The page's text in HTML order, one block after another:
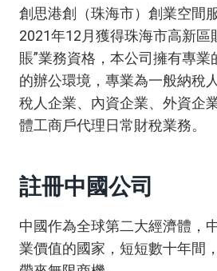
創思港創（珠海市）創業空間
2021年12月獲得珠海市高新區
賬”業務資格，本公司擁有專
的辦公環境，專業為一般納稅
稅人企業、內資企業、外資企
體工商戶代理日常財稅業務。
註冊中國公司
中國作為全球第二大經濟體，
業價值的國家，短短數十年間